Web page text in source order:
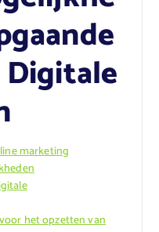
Digitale
marketing
het opzetten van